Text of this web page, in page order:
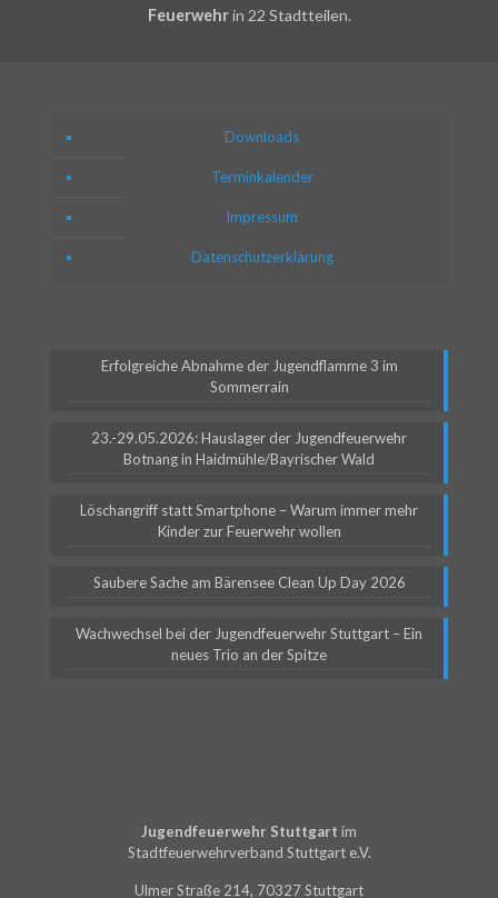
Feuerwehrin 22 Stadtteilen.
Downloads
Terminkalender
Impressum
Datenschutzerklärung
Erfolgreiche Abnahme der Jugendflamme 3 im
Sommerrain
23.-29.05.2026: Hauslager der Jugendfeuerwehr
Botnang in Haidmühle/Bayrischer Wald
Löschangriff statt Smartphone – Warum immer mehr
Kinder zur Feuerwehr wollen
Saubere Sache am Bärensee Clean Up Day 2026
Wachwechsel bei der Jugendfeuerwehr Stuttgart – Ein
neues Trio an der Spitze
Jugendfeuerwehr Stuttgart im
Stadtfeuerwehrverband Stuttgart e.V.
Ulmer Straße 214, 70327 Stuttgart